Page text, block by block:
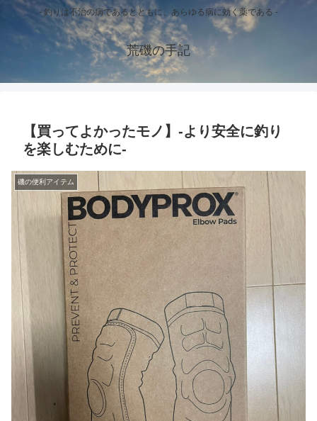
- 釣りは不治の病であるとともに、あらゆる病に効く薬である -
荒磯の手記
【買ってよかったモノ】-より安全に釣り
を楽しむために-
磯の便利アイテム